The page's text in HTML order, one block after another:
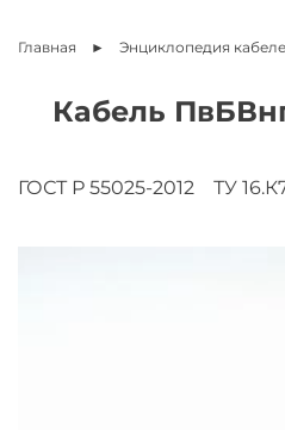
Главная Энциклопедия
Кабель
ГОСТ Р 55025-2012 ТУ